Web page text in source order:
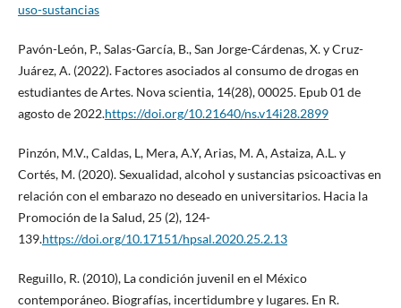
uso-sustancias
Pavón-León, P., Salas-García, B., San Jorge-Cárdenas, X. y Cruz-
Juárez, A. (2022). Factores asociados al consumo de drogas en
estudiantes de Artes. Nova scientia, 14(28), 00025. Epub 01 de
agosto de 2022.https://doi.org/10.21640/ns.v14i28.2899
Pinzón, M.V., Caldas, L, Mera, A.Y, Arias, M. A, Astaiza, A.L. y
Cortés, M. (2020). Sexualidad, alcohol y sustancias psicoactivas en
relación con el embarazo no deseado en universitarios. Hacia la
Promoción de la Salud, 25 (2), 124-
139.https://doi.org/10.17151/hpsal.2020.25.2.13
Reguillo, R. (2010), La condición juvenil en el México
contemporáneo. Biografías, incertidumbre y lugares. En R.